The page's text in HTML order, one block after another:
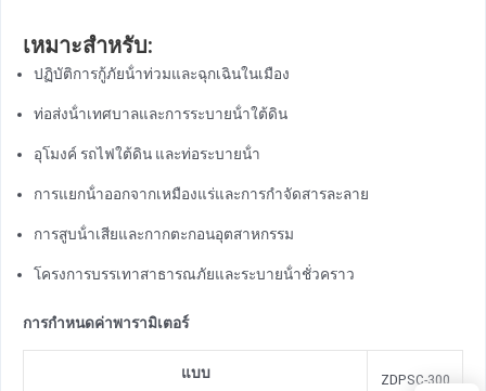
เหมาะสําหรับ:
ปฏิบัติการกู้ภัยน้ําท่วมและฉุกเฉินในเมือง
ท่อส่งน้ําเทศบาลและการระบายน้ําใต้ดิน
อุโมงค์ รถไฟใต้ดิน และท่อระบายน้ํา
การแยกน้ําออกจากเหมืองแร่และการกําจัดสารละลาย
การสูบน้ําเสียและกากตะกอนอุตสาหกรรม
โครงการบรรเทาสาธารณภัยและระบายน้ําชั่วคราว
การกําหนดค่าพารามิเตอร์
แบบ ZDPSC-300